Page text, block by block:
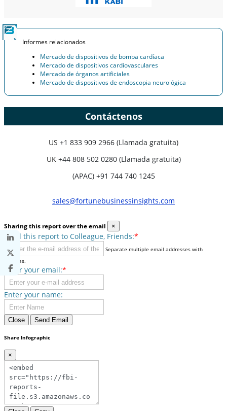
Informes relacionados
Mercado de dispositivos de bomba cardíaca
Mercado de dispositivos cardiovasculares
Mercado de órganos artificiales
Mercado de dispositivos de endoscopia neurológica
Contáctenos
US +1 833 909 2966 (Llamada gratuita)
UK +44 808 502 0280 (Llamada gratuita)
(APAC) +91 744 740 1245
sales@fortunebusinessinsights.com
Sharing this report over the email ×
Send this report to Colleague, Friends:*
Separate multiple email addresses with
commas.
Enter your email:*
Enter your name:
Close Send Email
Share Infographic
×